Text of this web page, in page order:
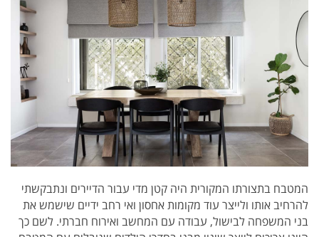
המטבח בתצורתו המקורית היה קטן מדי עבור הדיירים ונתבקשתי
להרחיב אותו ולייצר עוד מקומות אחסון ואי רחב ידיים שישמש את
בני המשפחה לבישול, עבודה עם המחשב ואירוח חברתי. לשם כך